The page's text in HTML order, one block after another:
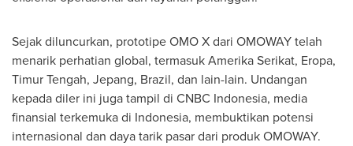
Sejak diluncurkan, prototipe OMO X dari OMOWAY telah
menarik perhatian global, termasuk Amerika Serikat, Eropa,
Timur Tengah, Jepang, Brazil, dan lain-lain. Undangan
kepada diler ini juga tampil di CNBC Indonesia, media
finansial terkemuka di Indonesia, membuktikan potensi
internasional dan daya tarik pasar dari produk OMOWAY.